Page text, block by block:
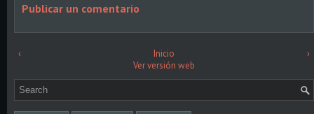
Publicar un comentario
‹ ›
Inicio
Ver versión web